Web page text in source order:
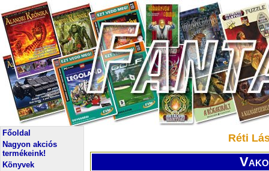
Főoldal
Nagyon akciós
termékeink!
Könyvek
Réti